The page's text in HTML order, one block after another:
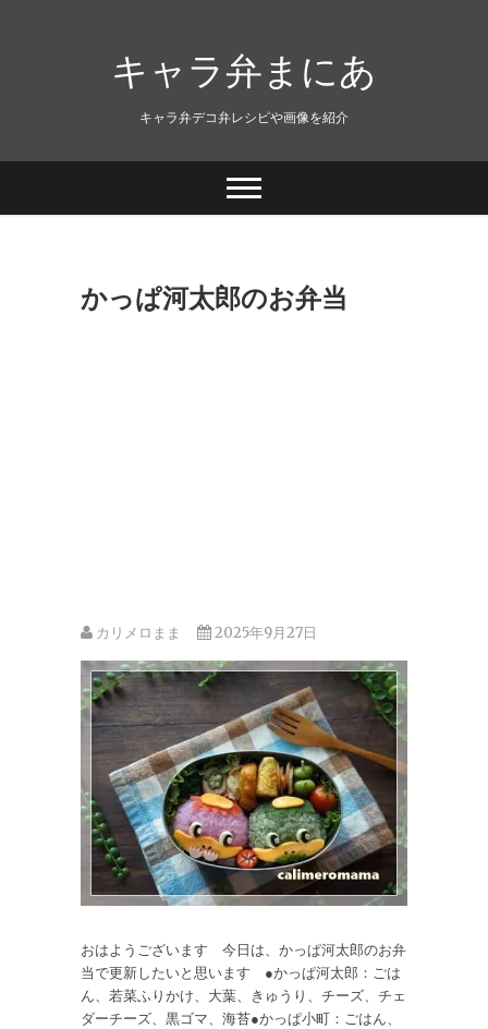
キャラ弁まにあ
キャラ弁デコ弁レシピや画像を紹介
かっぱ河太郎のお弁当
カリメロまま 2025年9月27日
おはようございます 今日は、かっぱ河太郎のお弁
当で更新したいと思います ●かっぱ河太郎：ごは
ん、若菜ふりかけ、大葉、きゅうり、チーズ、チェ
ダーチーズ、黒ゴマ、海苔●かっぱ小町：ごはん、